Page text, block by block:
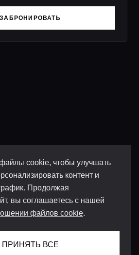
cookie, чтобы улучшать
контент и
Продолжая
вы соглашаетесь с нашей
файлов cookie.
ПРИНЯТЬ ВСЕ
ЗАБРОНИРОВАТЬ